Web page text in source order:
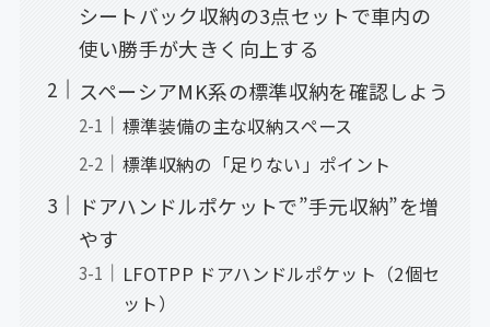
シートバック収納の3点セットで車内の
使い勝手が大きく向上する
スペーシアMK系の標準収納を確認しよう
標準装備の主な収納スペース
標準収納の「足りない」ポイント
ドアハンドルポケットで”手元収納”を増
やす
LFOTPP ドアハンドルポケット（2個セ
ット）